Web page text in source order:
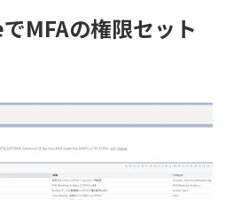
MFAの権限セット